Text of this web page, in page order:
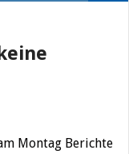
Montag Berichte